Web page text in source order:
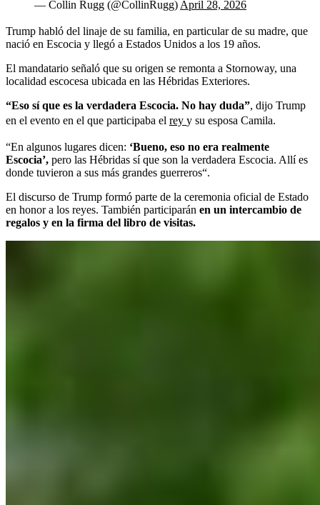
— Collin Rugg (@CollinRugg) April 28, 2026
Trump habló del linaje de su familia, en particular de su madre, que
nació en Escocia y llegó a Estados Unidos a los 19 años.
El mandatario señaló que su origen se remonta a Stornoway, una
localidad escocesa ubicada en las Hébridas Exteriores.
“Eso sí que es la verdadera Escocia. No hay duda”, dijo Trump
en el evento en el que participaba el rey y su esposa Camila.
“En algunos lugares dicen: ‘Bueno, eso no era realmente
Escocia’, pero las Hébridas sí que son la verdadera Escocia. Allí es
donde tuvieron a sus más grandes guerreros“.
El discurso de Trump formó parte de la ceremonia oficial de Estado
en honor a los reyes. También participarán en un intercambio de
regalos y en la firma del libro de visitas.